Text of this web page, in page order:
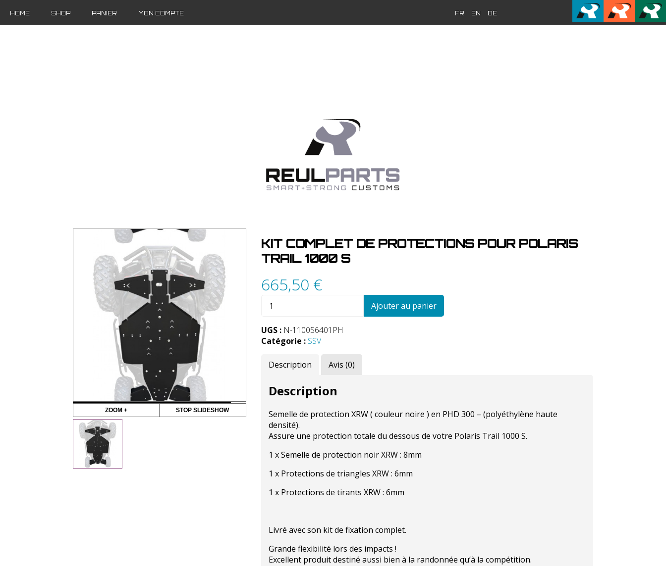
HOME SHOP PANIER MON COMPTE FR EN DE
ZOOM + STOP SLIDESHOW
KIT COMPLET DE PROTECTIONS POUR POLARIS
TRAIL 1000 S
665,50 €
complet
de
pour
Trail
1000
Ajouter au panier
UGS : N-110056401PH
Catégorie : SSV
Description Avis (0)
Description
Semelle de protection XRW ( couleur noire ) en PHD 300 – (polyéthylène haute
densité).
Assure une protection totale du dessous de votre Polaris Trail 1000 S.
1 x Semelle de protection noir XRW : 8mm
1 x Protections de triangles XRW : 6mm
1 x Protections de tirants XRW : 6mm
Livré avec son kit de fixation complet.
Grande flexibilité lors des impacts !
Excellent produit destiné aussi bien à la randonnée qu’à la compétition.